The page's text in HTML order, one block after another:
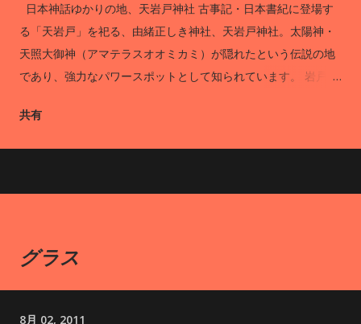
日本神話ゆかりの地、天岩戸神社 古事記・日本書紀に登場す
る「天岩戸」を祀る、由緒正しき神社、天岩戸神社。太陽神・
天照大御神（アマテラスオオミカミ）が隠れたという伝説の地
であり、強力なパワースポットとして知られています。 岩戸川
を拝めるのは西本宮です。拝観は1日15回、拝殿裏の遥拝所から
せるガラス床が設置されており、スリル満点の体験ができま
共有
グラス
8月 02, 2011